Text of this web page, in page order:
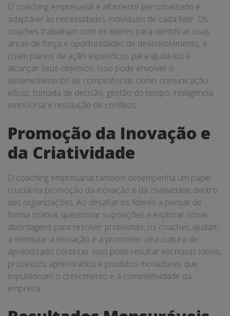
O coaching empresarial é altamente personalizado e
adaptável às necessidades individuais de cada líder. Os
coaches trabalham com os líderes para identificar suas
áreas de força e oportunidades de desenvolvimento, e
criam planos de ação específicos para ajudá-los a
alcançar seus objetivos. Isso pode envolver o
desenvolvimento de competências como comunicação
eficaz, tomada de decisão, gestão do tempo, inteligência
emocional e resolução de conflitos.
Promoção da Inovação e
da Criatividade
O coaching empresarial também desempenha um papel
crucial na promoção da inovação e da criatividade dentro
das organizações. Ao desafiar os líderes a pensar de
forma criativa, questionar suposições e explorar novas
abordagens para resolver problemas, os coaches ajudam
a estimular a inovação e a promover uma cultura de
aprendizado contínuo. Isso pode resultar em novas ideias,
processos aprimorados e produtos inovadores que
impulsionam o crescimento e a competitividade da
empresa.